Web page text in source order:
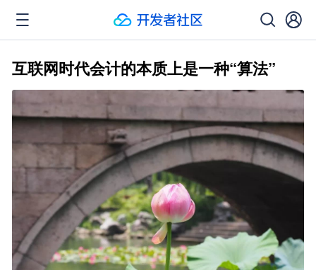
互联网时代会计的本质上是一种“算法”